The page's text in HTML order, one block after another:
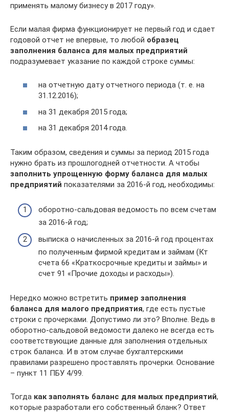
применять малому бизнесу в 2017 году».
Если малая фирма функционирует не первый год и сдает
годовой отчет не впервые, то любой образец
заполнения баланса для малых предприятий
подразумевает указание по каждой строке суммы:
на отчетную дату отчетного периода (т. е. на
31.12.2016);
на 31 декабря 2015 года;
на 31 декабря 2014 года.
Таким образом, сведения и суммы за период 2015 года
нужно брать из прошлогодней отчетности. А чтобы
заполнить упрощенную форму баланса для малых
предприятий показателями за 2016-й год, необходимы:
оборотно-сальдовая ведомость по всем счетам
за 2016-й год;
выписка о начисленных за 2016-й год процентах
по полученным фирмой кредитам и займам (Кт
счета 66 «Краткосрочные кредиты и займы» и
счет 91 «Прочие доходы и расходы»).
Нередко можно встретить пример заполнения
баланса для малого предприятия, где есть пустые
строки с прочерками. Допустимо ли это? Вполне. Ведь в
оборотно-сальдовой ведомости далеко не всегда есть
соответствующие данные для заполнения отдельных
строк баланса. И в этом случае бухгалтерскими
правилами разрешено проставлять прочерки. Основание
– пункт 11 ПБУ 4/99.
Тогда как заполнять баланс для малых предприятий,
которые разработали его собственный бланк? Ответ